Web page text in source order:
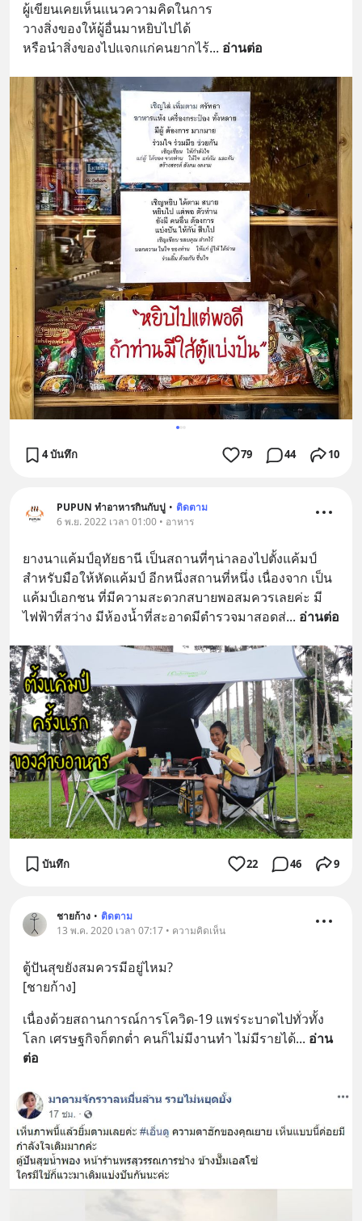
ผู้เขียนเคยเห็นแนวความคิดในการ
วางสิ่งของให้ผู้อื่นมาหยิบไปได้
หรือนำสิ่งของไปแจกแก่คนยากไร้... อ่านต่อ
4 บันทึก 79 44 10
PUPUN ทำอาหารกินกับปู • ติดตาม
6 พ.ย. 2022 เวลา 01:00 • อาหาร
ยางนาแค้มป์อุทัยธานี เป็นสถานที่ๆน่าลองไปตั้งแค้มป์
สำหรับมือให้หัดแค้มป์ อีกหนึ่งสถานที่หนึ่ง เนื่องจาก เป็น
แค้มป์เอกชน ที่มีความสะดวกสบายพอสมควรเลยค่ะ มี
ไฟฟ้าที่สว่าง มีห้องน้ำที่สะอาดมีตำรวจมาสอดส่... อ่านต่อ
บันทึก 22 46 9
ชายก้าง • ติดตาม
13 พ.ค. 2020 เวลา 07:17 • ความคิดเห็น
ตู้ปันสุขยังสมควรมีอยู่ไหม?
[ชายก้าง]
เนื่องด้วยสถานการณ์การโควิด-19 แพร่ระบาดไปทั่วทั้ง
โลก เศรษฐกิจก็ตกต่ำ คนก็ไม่มีงานทำ ไม่มีรายได้... อ่าน
ต่อ